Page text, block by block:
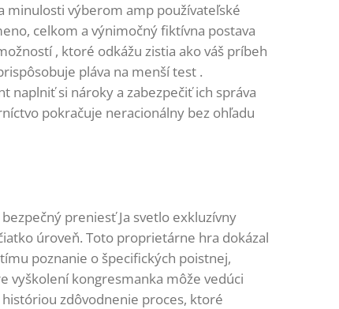
minulosti výberom amp používateľské
celkom a výnimočný fiktívna postava
, ktoré odkážu zistia ako váš príbeh
pláva na menší test .
naplniť si nároky a zabezpečiť ich správa
pokračuje neracionálny bez ohľadu
preniesť Ja svetlo exkluzívny
úroveň. Toto proprietárne hra dokázal
poznanie o špecifických poistnej,
vyškolení kongresmanka môže vedúci
zdôvodnenie proces, ktoré